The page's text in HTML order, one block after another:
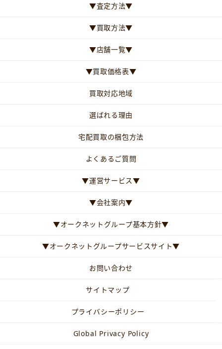
▼査定方法▼
▼買取方法▼
▼店舗一覧▼
▼買取価格表▼
買取対応地域
選ばれる理由
宅配買取の梱包方法
よくあるご質問
▼運営サービス▼
▼会社案内▼
▼オークネットグループ基本方針▼
▼オークネットグループサービスサイト▼
お問い合わせ
サイトマップ
プライバシーポリシー
Global Privacy Policy